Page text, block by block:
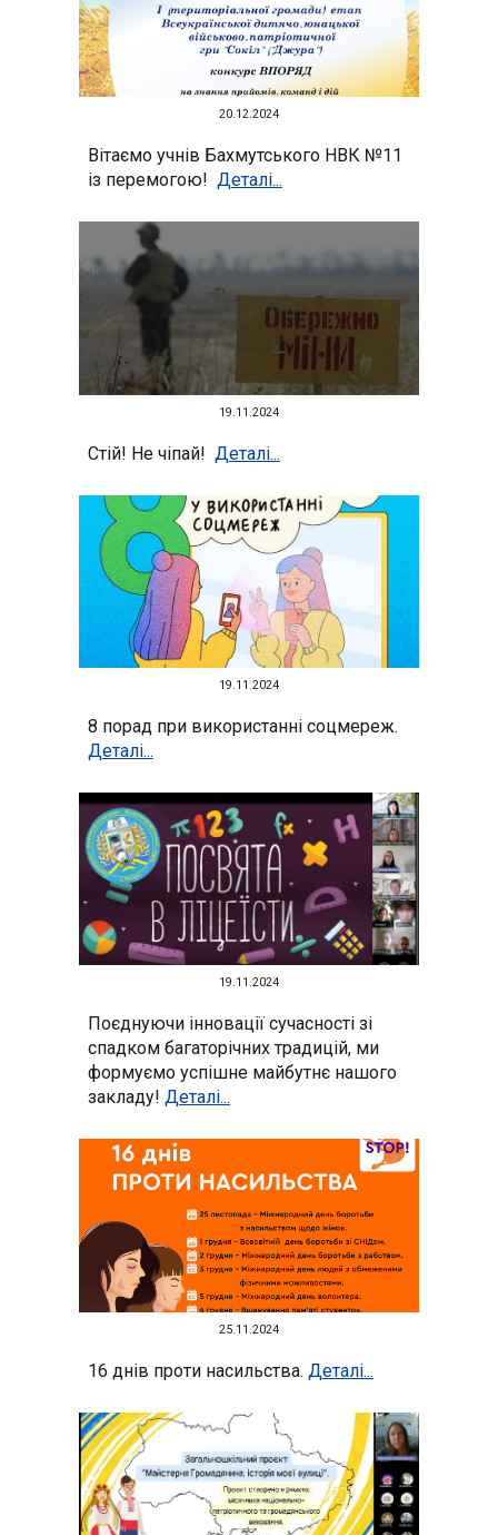
20.12.2024
Вітаємо учнів Бахмутського НВК №11
із перемогою! Деталі...
19 .11.2024
Стій! Не чіпай! Деталі...
19.11.2024
8 порад при використанні соцмереж.
Деталі...
19.11.2024
Поєднуючи інновації сучасності зі
спадком багаторічних традицій, ми
формуємо успішне майбутнє нашого
закладу! Деталі...
25.11.2024
16 днів проти насильства. Деталі...